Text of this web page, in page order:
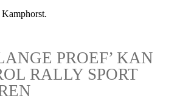
PROEF’ KAN
RALLY SPORT